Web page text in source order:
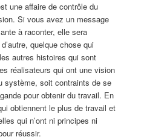
une affaire de contrôle du
Si vous avez un message
à raconter, elle sera
quelque chose qui
autres histoires qui sont
réalisateurs qui ont une vision
système, soit contraints de se
pour obtenir du travail. En
obtiennent le plus de travail et
qui n’ont ni principes ni
réussir.